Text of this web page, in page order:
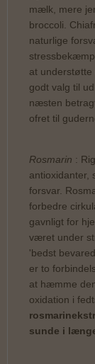
mælk, mere
broccoli.
naturlige
at
godt valg til
næsten
ofret til
Rosmarin :
antioxidanter,
forsvar.
forbedre
gavnligt for
været under
'bedst
er to
at hæmme
oxidation i
sunde i